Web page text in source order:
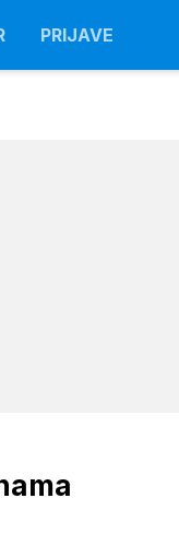
PRIJAVE